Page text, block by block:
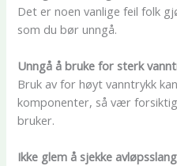
Det er noen vanlige feil folk
som du bør unngå.
Unngå å bruke for sterk
Bruk av for høyt vanntrykk
komponenter, så vær
bruker.
Ikke glem å sjekke